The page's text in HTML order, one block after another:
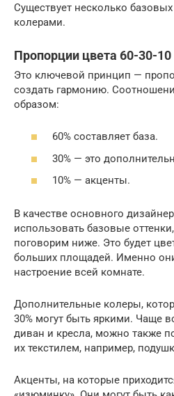
Существует несколько
колерами.
Пропорции цвета 60-30-10
Это ключевой принцип —
создать гармонию.
образом:
60% составляет база.
30% — это
10% — акценты.
В качестве основного
использовать базовые
поговорим ниже. Это будет
больших площадей. Именно
настроение всей комнате.
Дополнительные колеры,
30% могут быть яркими. Чаще
диван и кресла, можно также
их текстилем, например,
Акценты, на которые